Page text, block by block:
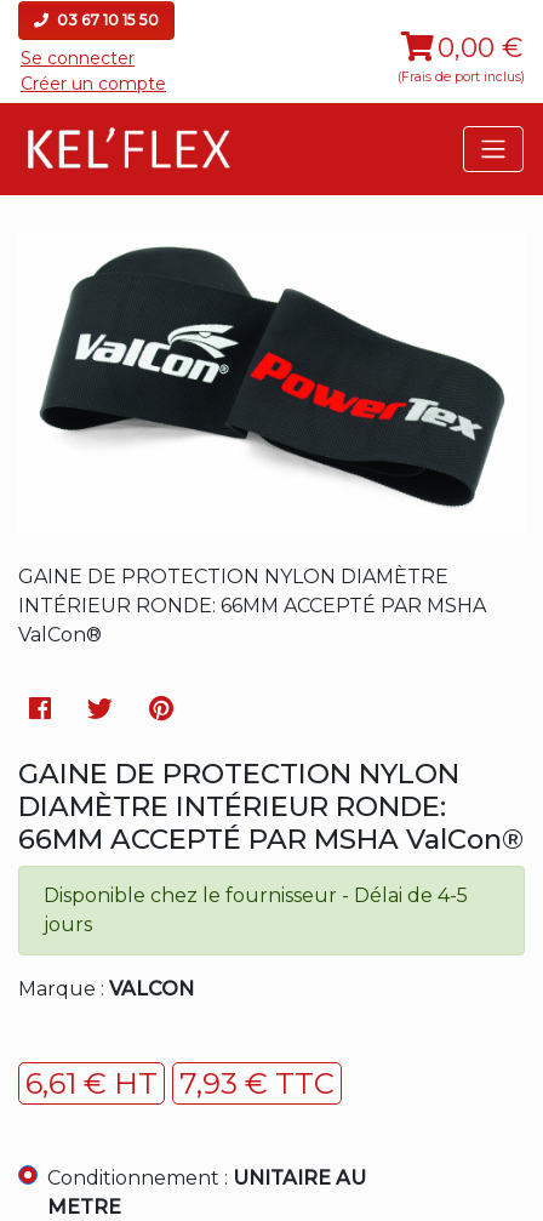
03 67 10 15 50
Se connecter
Créer un compte
0,00 €
(Frais de port inclus)
GAINE DE PROTECTION NYLON DIAMÈTRE
INTÉRIEUR RONDE: 66MM ACCEPTÉ PAR MSHA
ValCon®
Facebook
TwitterPinterest
GAINE DE PROTECTION NYLON
DIAMÈTRE INTÉRIEUR RONDE:
66MM ACCEPTÉ PAR MSHA ValCon®
Disponible chez le fournisseur - Délai de 4-5
jours
Marque : VALCON
6,61 € HT 7,93 € TTC
Conditionnement : UNITAIRE AU
METRE